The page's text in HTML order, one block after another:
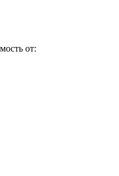
от: